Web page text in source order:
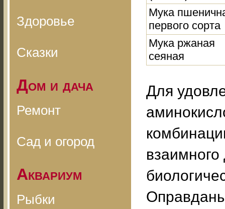
Здоровье
Сказки
Дом и дача
Ремонт
Сад и огород
Аквариум
Рыбки
Мука
первого сорта
Мука ржаная
сеяная
Для